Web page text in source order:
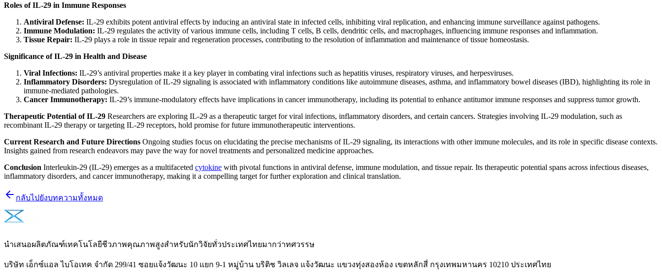
Roles of IL-29 in Immune Responses
Antiviral Defense: IL-29 exhibits potent antiviral effects by inducing an antiviral state in infected cells, inhibiting viral replication, and enhancing immune surveillance against pathogens.
Immune Modulation: IL-29 regulates the activity of various immune cells, including T cells, B cells, dendritic cells, and macrophages, influencing immune responses and inflammation.
Tissue Repair: IL-29 plays a role in tissue repair and regeneration processes, contributing to the resolution of inflammation and maintenance of tissue homeostasis.
Significance of IL-29 in Health and Disease
Viral Infections: IL-29’s antiviral properties make it a key player in combating viral infections such as hepatitis viruses, respiratory viruses, and herpesviruses.
Inflammatory Disorders: Dysregulation of IL-29 signaling is associated with inflammatory conditions like autoimmune diseases, asthma, and inflammatory bowel diseases (IBD), highlighting its role in
immune-mediated pathologies.
Cancer Immunotherapy: IL-29’s immune-modulatory effects have implications in cancer immunotherapy, including its potential to enhance antitumor immune responses and suppress tumor growth.
Therapeutic Potential of IL-29 Researchers are exploring IL-29 as a therapeutic target for viral infections, inflammatory disorders, and certain cancers. Strategies involving IL-29 modulation, such as
recombinant IL-29 therapy or targeting IL-29 receptors, hold promise for future immunotherapeutic interventions.
Current Research and Future Directions Ongoing studies focus on elucidating the precise mechanisms of IL-29 signaling, its interactions with other immune molecules, and its role in specific disease contexts.
Insights gained from research endeavors may pave the way for novel treatments and personalized medicine approaches.
Conclusion Interleukin-29 (IL-29) emerges as a multifaceted cytokine with pivotal functions in antiviral defense, immune modulation, and tissue repair. Its therapeutic potential spans across infectious diseases,
inflammatory disorders, and cancer immunotherapy, making it a compelling target for further exploration and clinical translation.
กลับไปยังบทความทั้งหมด
นำเสนอผลิตภัณฑ์เทคโนโลยีชีวภาพคุณภาพสูงสำหรับนักวิจัยทั่วประเทศไทยมากว่าทศวรรษ
บริษัท เอ็กซ์แอล ไบโอเทค จำกัด 299/41 ซอยแจ้งวัฒนะ 10 แยก 9-1 หมู่บ้าน บริติช วิลเลจ แจ้งวัฒนะ แขวงทุ่งสองห้อง เขตหลักสี่ กรุงเทพมหานคร 10210 ประเทศไทย